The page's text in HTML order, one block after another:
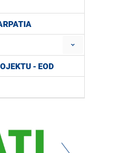
- EOD